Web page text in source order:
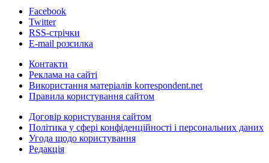
Facebook
Twitter
RSS-стрічки
E-mail розсилка
Контакти
Реклама на сайті
Використання матеріалів korrespondent.net
Правила користування сайтом
Договір користування сайтом
Політика у сфері конфіденційності і персональних даних
Угода щодо користування
Редакція